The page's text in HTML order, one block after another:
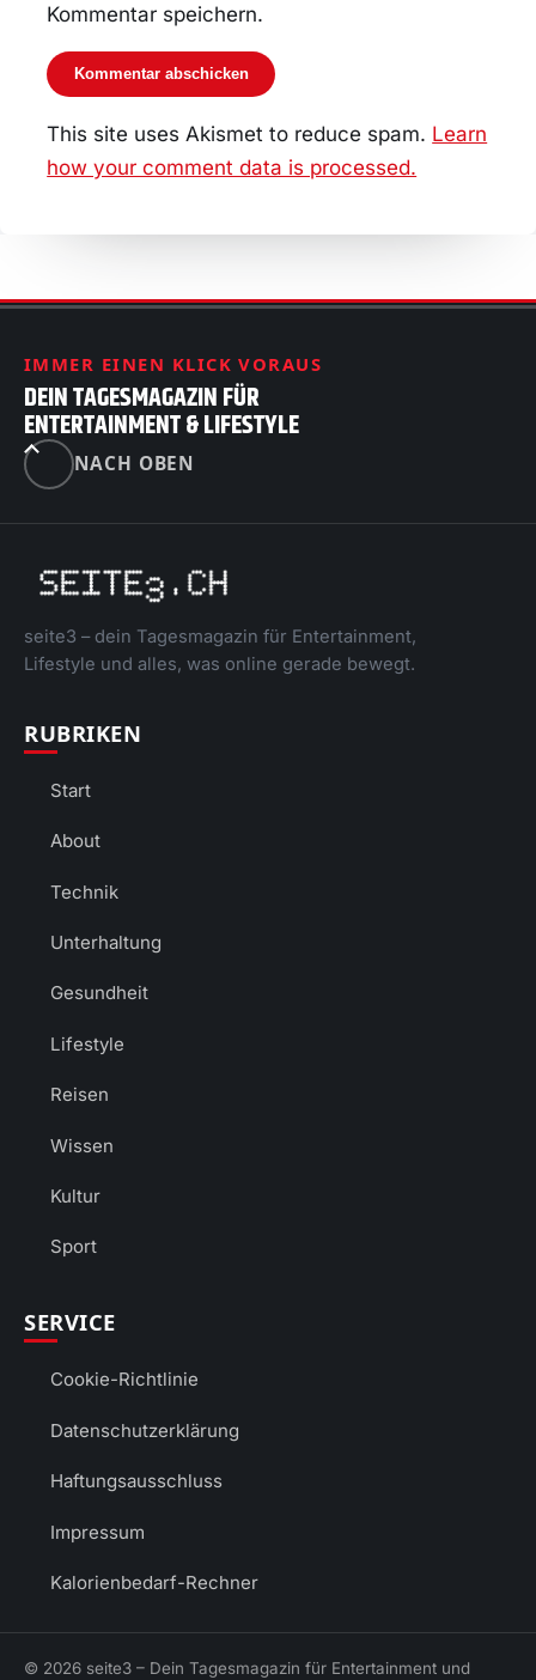
Kommentar speichern.
This site uses Akismet to reduce spam. Learn
how your comment data is processed.
IMMER EINEN KLICK VORAUS
DEIN TAGESMAGAZIN FÜR
ENTERTAINMENT & LIFESTYLE
NACH OBEN
seite3 – dein Tagesmagazin für Entertainment,
Lifestyle und alles, was online gerade bewegt.
RUBRIKEN
Start
About
Technik
Unterhaltung
Gesundheit
Lifestyle
Reisen
Wissen
Kultur
Sport
SERVICE
Cookie-Richtlinie
Datenschutzerklärung
Haftungsausschluss
Impressum
Kalorienbedarf-Rechner
© 2026 seite3 – Dein Tagesmagazin für Entertainment und